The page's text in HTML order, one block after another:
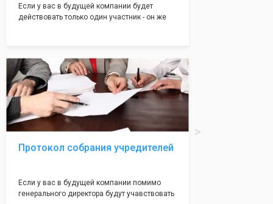
Если у вас в будущей компании будет
действовать только один участник - он же
грамотно составят данное заявление, а Вам
нужно будет только поставить подпись на
нём!
Протокол собрания учредителей
Если у вас в будущей компании помимо
генерального директора будут учавствовать